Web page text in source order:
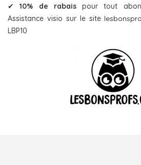
✔10% de rabaispour tout
Assistance visio sur le site
LBP10